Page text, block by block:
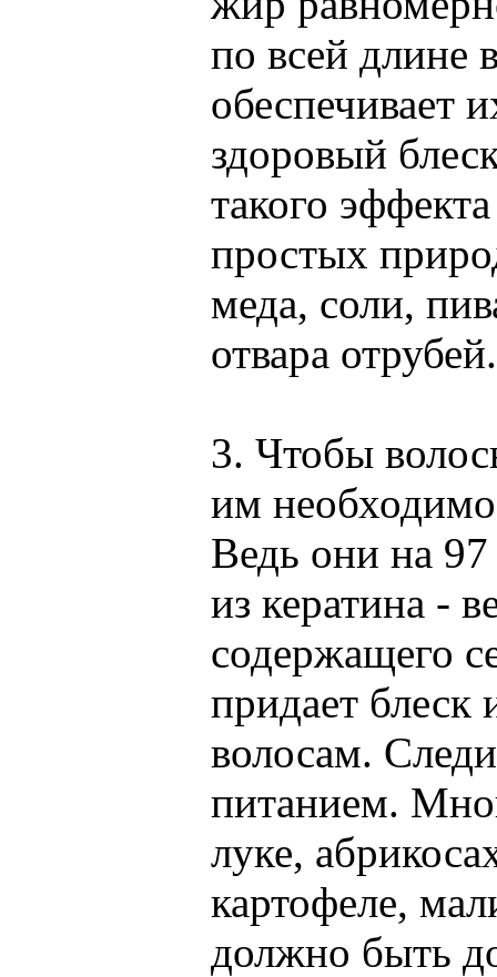
по всей длине
обеспечивает
здоровый
такого
простых
меда, соли,
отвара отрубей.
3. Чтобы
им
Ведь они на 97
из кератина -
содержащего
придает блеск
волосам.
питанием.
луке,
картофеле,
должно быть